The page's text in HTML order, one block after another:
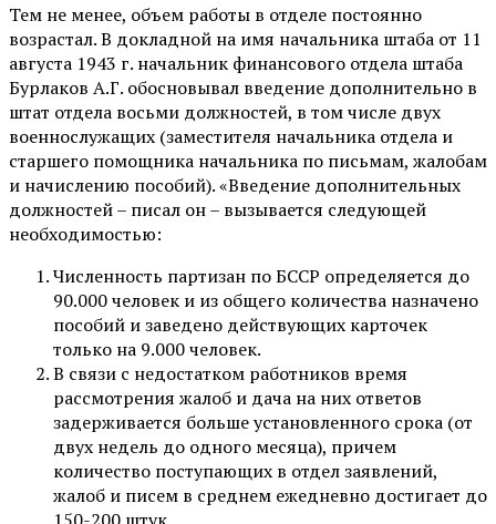
Тем не менее, объем работы в отделе постоянно
возрастал. В докладной на имя начальника штаба от 11
августа 1943 г. начальник финансового отдела штаба
Бурлаков А.Г. обосновывал введение дополнительно в
штат отдела восьми должностей, в том числе двух
военнослужащих (заместителя начальника отдела и
старшего помощника начальника по письмам, жалобам
и начислению пособий). «Введение дополнительных
должностей – писал он – вызывается следующей
необходимостью:
Численность партизан по БССР определяется до
90.000 человек и из общего количества назначено
пособий и заведено действующих карточек
только на 9.000 человек.
В связи с недостатком работников время
рассмотрения жалоб и дача на них ответов
задерживается больше установленного срока (от
двух недель до одного месяца), причем
количество поступающих в отдел заявлений,
жалоб и писем в среднем ежедневно достигает до